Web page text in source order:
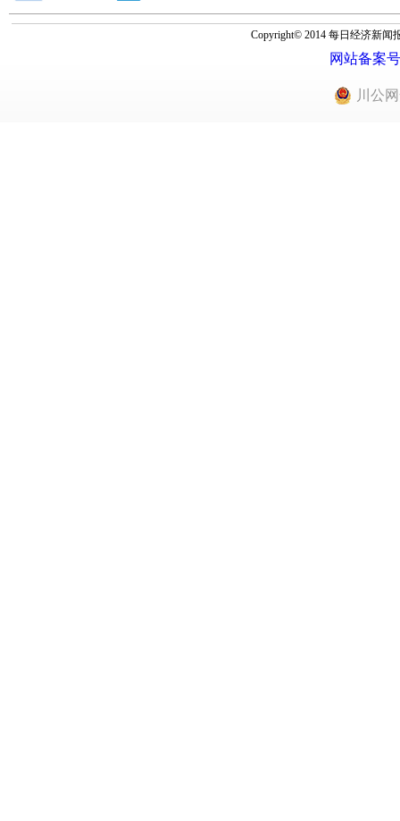
Copyright© 2014 每日经济新
网站备案
川公